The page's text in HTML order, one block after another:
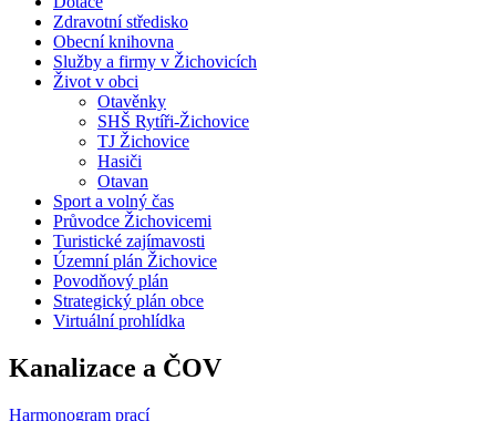
Zdravotní středisko
Obecní knihovna
Služby a firmy v Žichovicích
Život v obci
Otavěnky
SHŠ Rytíři-Žichovice
TJ Žichovice
Hasiči
Otavan
Sport a volný čas
Průvodce Žichovicemi
Turistické zajímavosti
Územní plán Žichovice
Povodňový plán
Strategický plán obce
Virtuální prohlídka
Kanalizace a ČOV
Harmonogram prací